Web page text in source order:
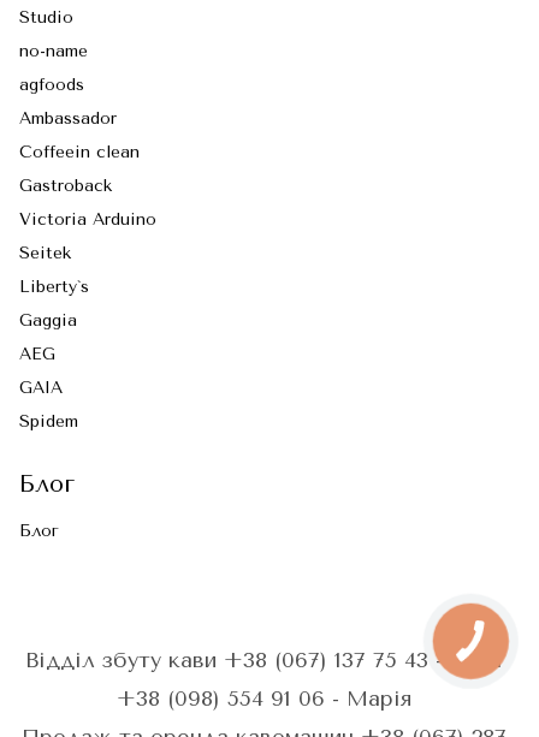
Studio
no-name
agfoods
Ambassador
Coffeein clean
Gastroback
Viсtoria Arduino
Seitek
Liberty`s
Gaggia
AEG
GAIA
Spidem
Блог
Блог
Відділ збуту кави +38 (067) 137 75 43 - Анна
+38 (098) 554 91 06 - Марія